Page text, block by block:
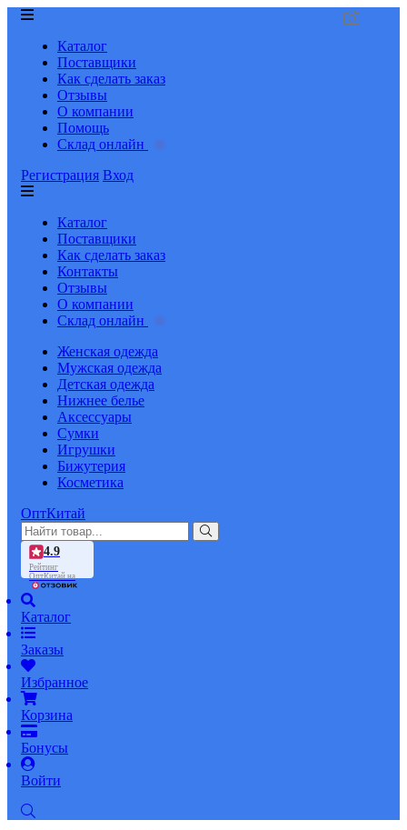
Каталог
Поставщики
Как сделать заказ
Отзывы
О компании
Помощь
Склад онлайн
Регистрация Вход
Каталог
Поставщики
Как сделать заказ
Контакты
Отзывы
О компании
Склад онлайн
Женская одежда
Мужская одежда
Детская одежда
Нижнее белье
Аксессуары
Сумки
Игрушки
Бижутерия
Косметика
ОптКитай
4.9
Рейтинг
ОптКитай на
Каталог
Заказы
Избранное
Корзина
Бонусы
Войти